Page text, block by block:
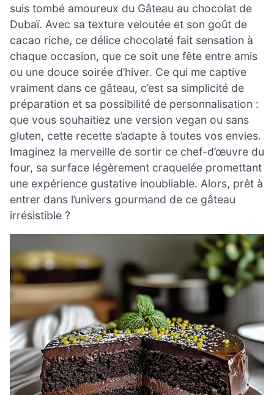
suis tombé amoureux du Gâteau au chocolat de
Dubaï. Avec sa texture veloutée et son goût de
cacao riche, ce délice chocolaté fait sensation à
chaque occasion, que ce soit une fête entre amis
ou une douce soirée d’hiver. Ce qui me captive
vraiment dans ce gâteau, c’est sa simplicité de
préparation et sa possibilité de personnalisation :
que vous souhaitiez une version vegan ou sans
gluten, cette recette s’adapte à toutes vos envies.
Imaginez la merveille de sortir ce chef-d’œuvre du
four, sa surface légèrement craquelée promettant
une expérience gustative inoubliable. Alors, prêt à
entrer dans l’univers gourmand de ce gâteau
irrésistible ?